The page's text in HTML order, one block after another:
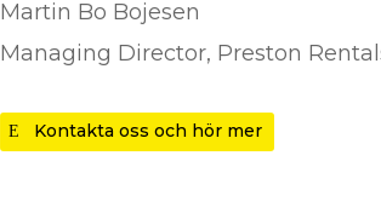
Martin Bo Bojesen
Managing Director, Preston
Kontakta oss och hör mer